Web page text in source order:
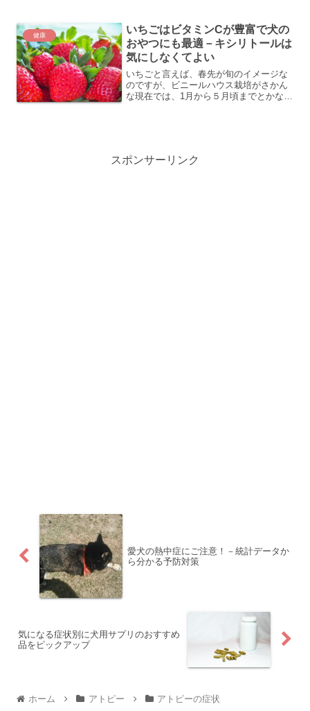
方がよいと考えたからです...
健康
いちごはビタミンCが豊富で犬の
おやつにも最適－キシリトールは
気にしなくてよい
いちごと言えば、春先が旬のイメージな
のですが、ビニールハウス栽培がさかん
な現在では、1月から５月頃までとかなり
スポンサーリンク
愛犬の熱中症にご注意！－統計データか
ら分かる予防対策
気になる症状別に犬用サプリのおすすめ
品をピックアップ
ホーム アトピー アトピーの症状